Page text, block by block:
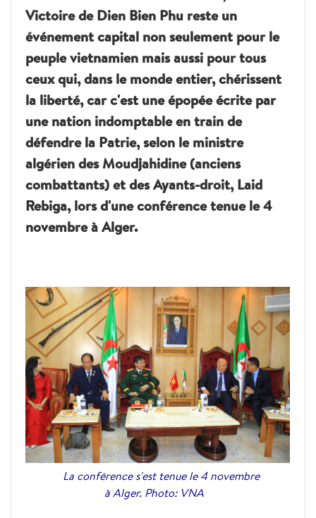
Victoire de Dien Bien Phu reste un
événement capital non seulement pour le
peuple vietnamien mais aussi pour tous
ceux qui, dans le monde entier, chérissent
la liberté, car c'est une épopée écrite par
une nation indomptable en train de
défendre la Patrie, selon le ministre
algérien des Moudjahidine (anciens
combattants) et des Ayants-droit, Laid
Rebiga, lors d'une conférence tenue le 4
novembre à Alger.
La conférence s'est tenue le 4 novembre
à Alger. Photo: VNA